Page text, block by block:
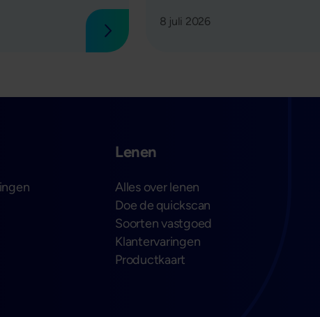
Lees verder
8 juli 2026
Lenen
Alles over lenen
Doe de quickscan
Soorten vastgoed
Klantervaringen
Productkaart